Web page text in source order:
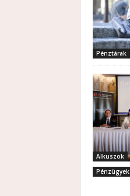
Pénztárak
Alkuszok
Pénzügyek